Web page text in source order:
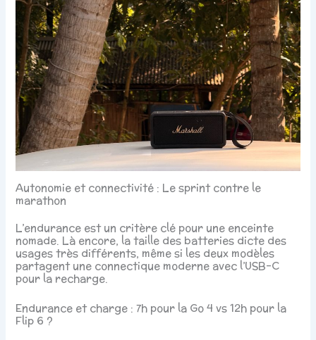
Autonomie et connectivité : Le sprint contre le
marathon
L’endurance est un critère clé pour une enceinte
nomade. Là encore, la taille des batteries dicte des
usages très différents, même si les deux modèles
partagent une connectique moderne avec l’USB-C
pour la recharge.
Endurance et charge : 7h pour la Go 4 vs 12h pour la
Flip 6 ?